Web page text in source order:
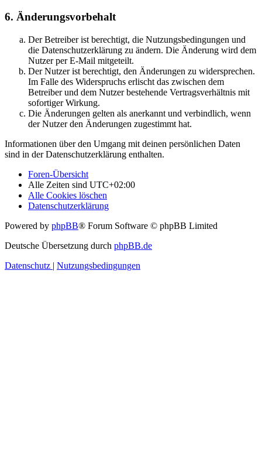
6. Änderungsvorbehalt
Der Betreiber ist berechtigt, die Nutzungsbedingungen und
die Datenschutzerklärung zu ändern. Die Änderung wird dem
Nutzer per E-Mail mitgeteilt.
Der Nutzer ist berechtigt, den Änderungen zu widersprechen.
Im Falle des Widerspruchs erlischt das zwischen dem
Betreiber und dem Nutzer bestehende Vertragsverhältnis mit
sofortiger Wirkung.
Die Änderungen gelten als anerkannt und verbindlich, wenn
der Nutzer den Änderungen zugestimmt hat.
Informationen über den Umgang mit deinen persönlichen Daten
sind in der Datenschutzerklärung enthalten.
Foren-Übersicht
Alle Zeiten sind UTC+02:00
Alle Cookies löschen
Datenschutzerklärung
Powered by phpBB® Forum Software © phpBB Limited
Deutsche Übersetzung durch phpBB.de
Datenschutz | Nutzungsbedingungen